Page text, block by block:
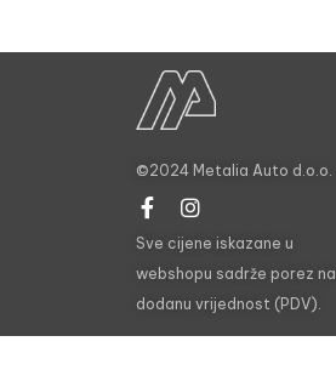
©2024 Metalia Auto d.o.o.
Sve cijene iskazane u
webshopu sadrže porez na
dodanu vrijednost (PDV).